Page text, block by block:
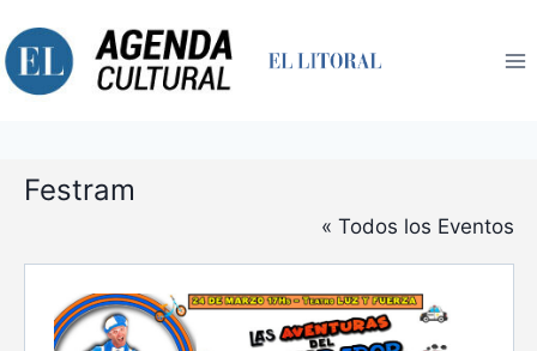
al
contenido
Festram
« Todos los Eventos